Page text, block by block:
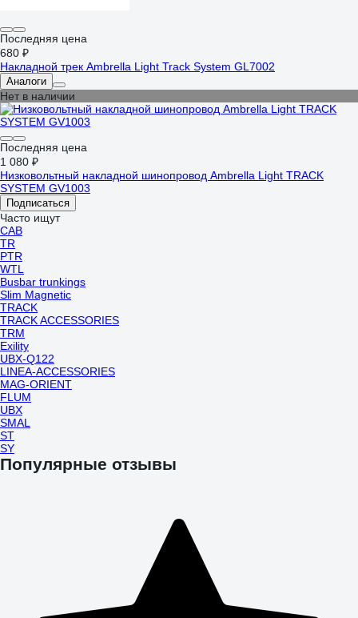
Последняя цена
680 ₽
Накладной трек Ambrella Light Track System GL7002
Аналоги
Нет в наличии
Последняя цена
1 080 ₽
Низковольтный накладной шинопровод Ambrella Light TRACK
SYSTEM GV1003
Подписаться
Часто ищут
CAB
TR
PTR
WTL
Busbar trunkings
Slim Magnetic
TRACK
TRACK ACCESSORIES
TRM
Exility
UBX-Q122
LINEA-ACCESSORIES
MAG-ORIENT
FLUM
UBX
SMAL
ST
SY
Популярные отзывы